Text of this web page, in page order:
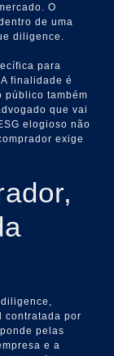
O
de uma
diligence.
para
finalidade é
público também
que vai
elogioso não
exige
contratada por
pelas
e a